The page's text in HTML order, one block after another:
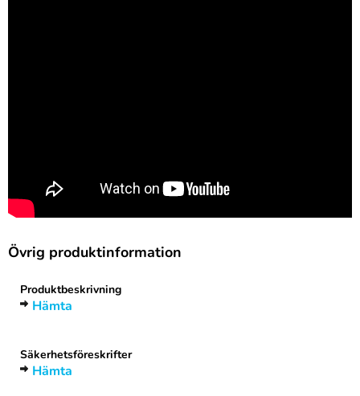
Övrig produktinformation
Produktbeskrivning
Hämta
Säkerhetsföreskrifter
Hämta